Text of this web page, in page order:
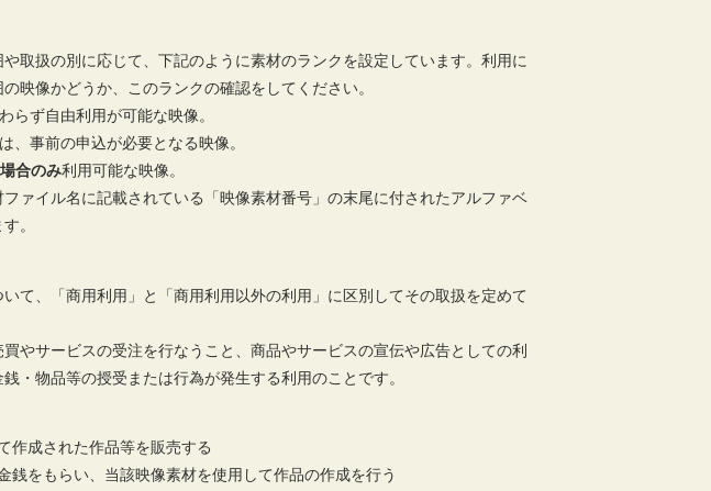
取扱の別に応じて、下記のように素材のランクを設定しています。利用に
映像かどうか、このランクの確認をしてください。
ず自由利用が可能な映像。
事前の申込が必要となる映像。
合のみ利用可能な映像。
ァイル名に記載されている「映像素材番号」の末尾に付されたアルファベ
。
て、「商用利用」と「商用利用以外の利用」に区別してその取扱を定めて
買やサービスの受注を行なうこと、商品やサービスの宣伝や広告としての利
・物品等の授受または行為が発生する利用のことです。
作成された作品等を販売する
銭をもらい、当該映像素材を使用して作品の作成を行う